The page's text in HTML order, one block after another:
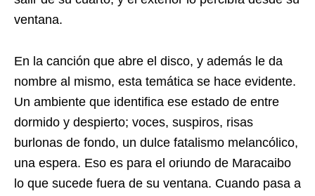
ventana.
En la canción que abre el disco, y además le da
nombre al mismo, esta temática se hace evidente.
Un ambiente que identifica ese estado de entre
dormido y despierto; voces, suspiros, risas
burlonas de fondo, un dulce fatalismo melancólico,
una espera. Eso es para el oriundo de Maracaibo
lo que sucede fuera de su ventana. Cuando pasa a